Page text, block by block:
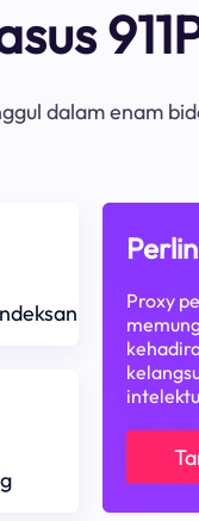
dalam enam
Proxy